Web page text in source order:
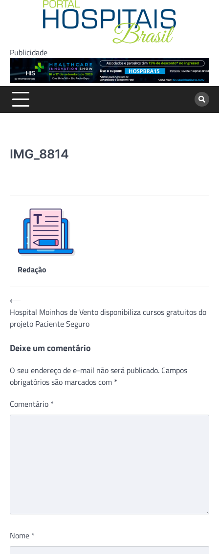
Publicidade
IMG_8814
Redação
Navegação
de
Post
⟵
Hospital Moinhos de Vento disponibiliza cursos gratuitos do
projeto Paciente Seguro
Deixe um comentário
O seu endereço de e-mail não será publicado. Campos
obrigatórios são marcados com *
Comentário *
Nome *